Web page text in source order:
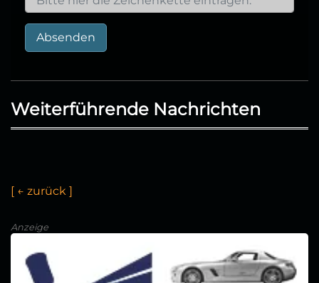
Absenden
Weiterführende Nachrichten
[ ← z u rüc k ]
Anzeige